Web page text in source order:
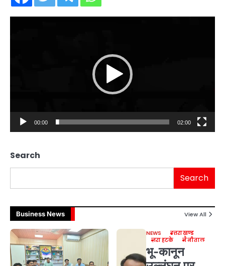
00:00 02:00
Search
Search
Business News View All
NEWS
उत्तराखण्ड
ज़रा हटके
नैनीताल
भू-कानून